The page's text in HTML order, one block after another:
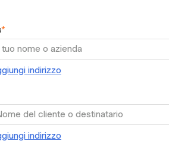
*
indirizzo
indirizzo